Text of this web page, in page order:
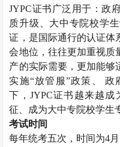
JYPC证书广泛用于：政
质升级、大中专院校学
证，是国际通行的认证体
会地位，往往更加重视质
产的实际需要，更加能够
实施“放管服”政策、
下，JYPC证书越来越
征、成为大中专院校学生
考试时间
每年统考五次，时间为4